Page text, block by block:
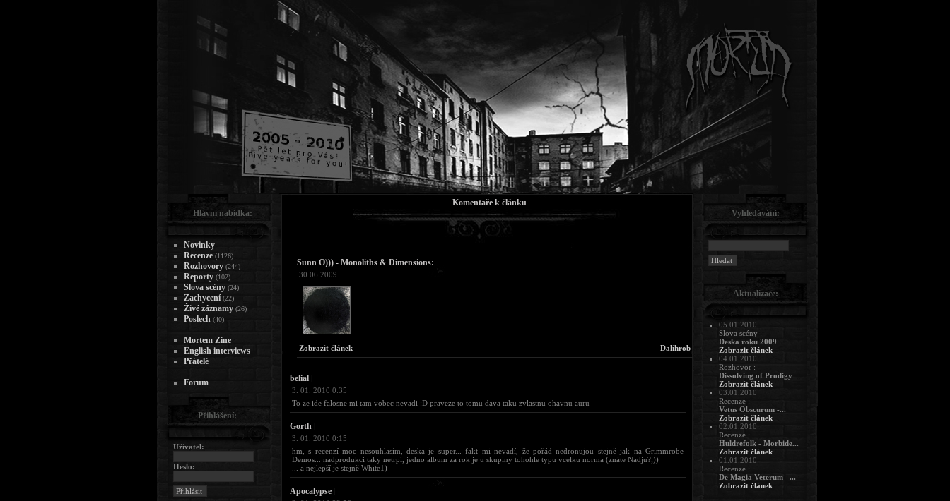
Komentaře k článku
Sunn O))) - Monoliths & Dimensions:
30.06.2009
Zobrazit článek - Dalihrob
belial
3. 01. 2010 0:35
To ze ide falosne mi tam vobec nevadi :D praveze to tomu dava taku zvlastnu ohavnu auru
Gorth
3. 01. 2010 0:15
hm, s recenzí moc nesouhlasím, deska je super... fakt mi nevadí, že pořád nedronujou stejně jak na Grimmrobe
Demos... nadprodukci taky netrpí, jedno album za rok je u skupiny tohohle typu vcelku norma (znáte Nadju?;))
... a nejlepší je stejně White1)
Apocalypse
Hlavní nabídka:
Novinky
Recenze (1126)
Rozhovory (244)
Reporty (102)
Slova scény (24)
Zachycení (22)
Živé záznamy (26)
Poslech (40)
Mortem Zine
English interviews
Přátelé
Forum
Přihlášení:
Uživatel:
Heslo:
Vyhledávání:
Aktualizace:
05.01.2010
Slova scény :
Deska roku 2009
Zobrazit článek
04.01.2010
Rozhovor :
Dissolving of Prodigy
Zobrazit článek
03.01.2010
Recenze :
Vetus Obscurum -...
Zobrazit článek
02.01.2010
Recenze :
Huldrefolk - Morbide...
Zobrazit článek
01.01.2010
Recenze :
De Magia Veterum –...
Zobrazit článek